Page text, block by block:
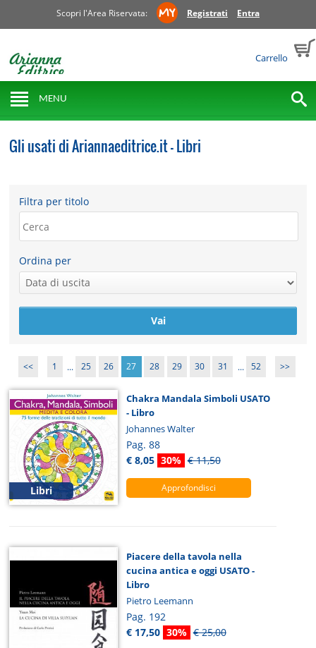
Scopri l'Area Riservata: Registrati Entra
Carrello
MENU
Gli usati di Ariannaeditrice.it - Libri
Filtra per titolo
Ordina per
<< 1 ... 25 26 27 28 29 30 31 ... 52 >>
Libri
Chakra Mandala Simboli USATO
- Libro
Johannes Walter
Pag. 88
€ 8,05 30% € 11,50
Approfondisci
Piacere della tavola nella
cucina antica e oggi USATO -
Libro
Pietro Leemann
Pag. 192
€ 17,50 30% € 25,00